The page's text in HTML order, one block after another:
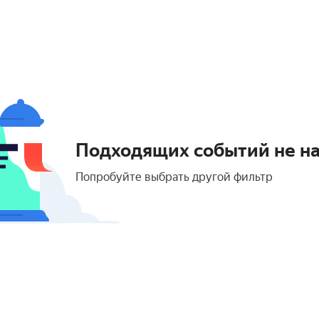
Подходящих событий не
Попробуйте выбрать другой фильтр